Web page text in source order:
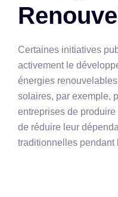
Certaines initiatives
activement le
énergies
solaires, par exemple,
entreprises de
de réduire leur
traditionnelles pendant